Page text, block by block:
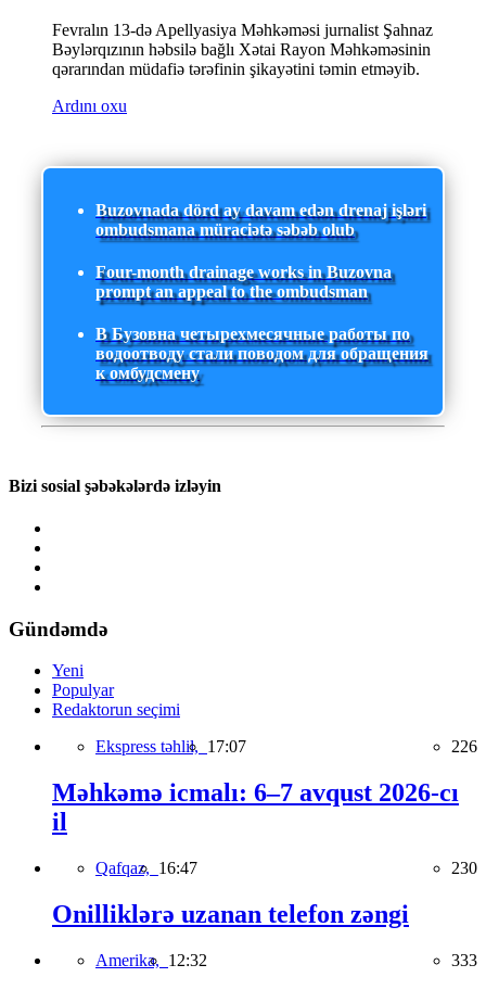
Fevralın 13-də Apellyasiya Məhkəməsi jurnalist Şahnaz
Bəylərqızının həbsilə bağlı Xətai Rayon Məhkəməsinin
qərarından müdafiə tərəfinin şikayətini təmin etməyib.
Ardını oxu
Buzovnada dörd ay davam edən drenaj işləri
ombudsmana müraciətə səbəb olub
Four-month drainage works in Buzovna
prompt an appeal to the ombudsman
В Бузовна четырехмесячные работы по
водоотводу стали поводом для обращения
к омбудсмену
Bizi sosial şəbəkələrdə izləyin
Gündəmdə
Yeni
Populyar
Redaktorun seçimi
Ekspress təhlil, 17:07 226
Məhkəmə icmalı: 6–7 avqust 2026-cı
il
Qafqaz, 16:47 230
Onilliklərə uzanan telefon zəngi
Amerika, 12:32 333